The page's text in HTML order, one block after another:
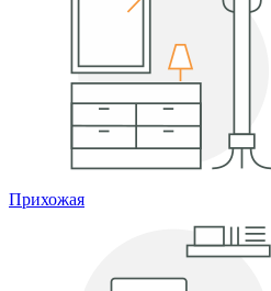
Прихожая